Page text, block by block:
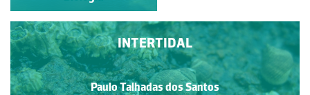
INTERTIDAL
Paulo Talhadas dos Santos